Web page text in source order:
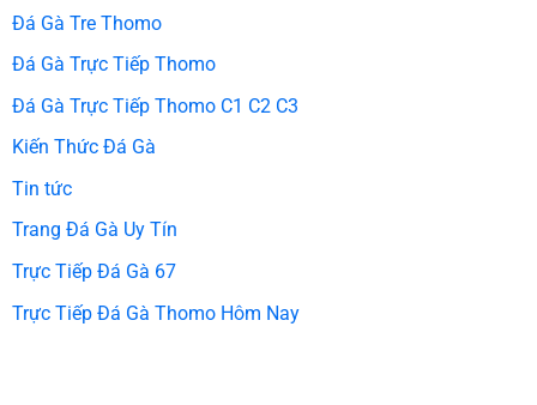
Đá Gà Tre Thomo
Đá Gà Trực Tiếp Thomo
Đá Gà Trực Tiếp Thomo C1 C2 C3
Kiến Thức Đá Gà
Tin tức
Trang Đá Gà Uy Tín
Trực Tiếp Đá Gà 67
Trực Tiếp Đá Gà Thomo Hôm Nay